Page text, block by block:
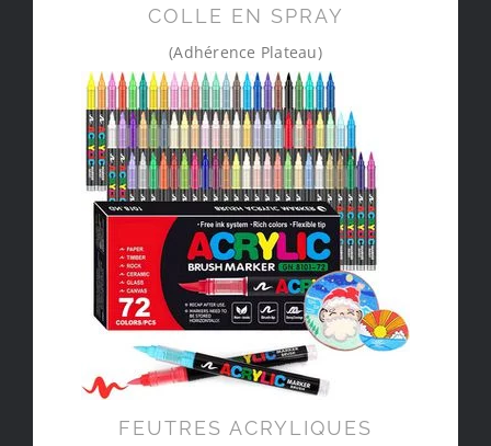
COLLE EN SPRAY
(Adhérence Plateau)
FEUTRES ACRYLIQUES